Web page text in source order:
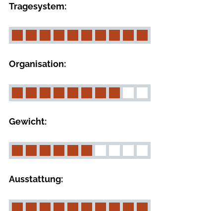
Tragesystem:
Organisation:
Gewicht:
Ausstattung: